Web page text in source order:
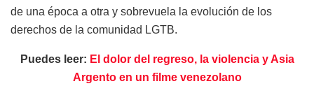
de una época a otra y sobrevuela la evolución de los
derechos de la comunidad LGTB.
Puedes leer: El dolor del regreso, la violencia y Asia
Argento en un filme venezolano